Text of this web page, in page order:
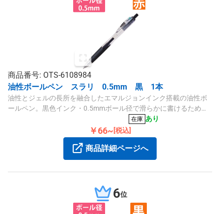
商品番号: OTS-6108984
油性ボールペン スラリ 0.5mm 黒 1本
油性とジェルの長所を融合したエマルジョンインク搭載の油性ボ
ールペン。黒色インク・0.5mmボール径で滑らかに書けるため、
在庫 あり
￥66~ [税込]
商品詳細ページへ
6位